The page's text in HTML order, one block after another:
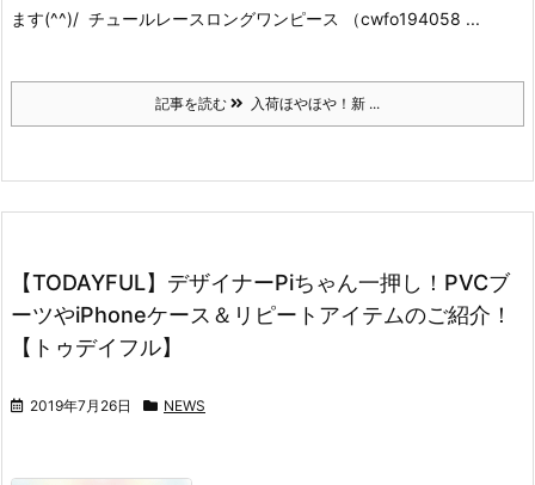
ます(^^)/ チュールレースロングワンピース （cwfo194058 ...
記事を読む 入荷ほやほや！新 ...
【TODAYFUL】デザイナーPiちゃん一押し！PVCブ
ーツやiPhoneケース＆リピートアイテムのご紹介！
【トゥデイフル】
2019年7月26日 NEWS